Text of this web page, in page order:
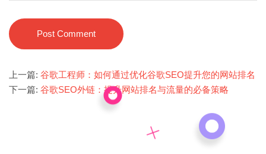
Post Comment
上一篇: 谷歌工程师：如何通过优化谷歌SEO提升您的网站排名
下一篇: 谷歌SEO外链：提升网站排名与流量的必备策略